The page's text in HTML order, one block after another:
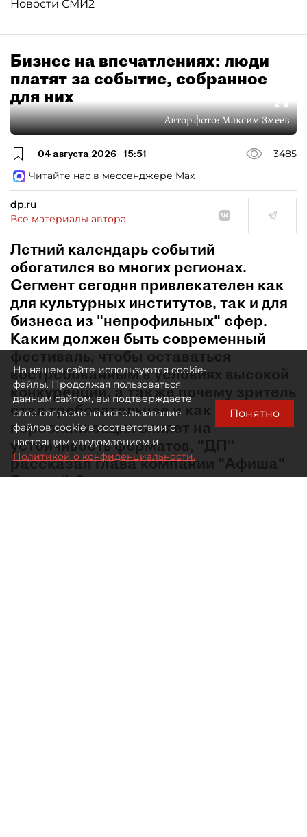
Новости СМИ2
Бизнес на впечатлениях: люди
платят за событие, собранное
для них
Автор фото:Максим Змеев
04 августа 2026 15:51
3485
Читайте нас в мессенджере Max
dp.ru
Все материалы автора
Летний календарь событий
обогатился во многих регионах.
Сегмент сегодня привлекателен как
для культурных институтов, так и для
бизнеса из "непрофильных" сфер.
Каким должен быть современный
фестиваль, чтобы оставаться
востребованным в условиях высокой
конкуренции, а также почему зритель
стал требовательнее и как
персонализация влияет на
устойчивость форматов, "ДП"
рассказал глава компании "Афиша"
Евгений Сидоров.
На нашем сайте используются cookie-
файлы. Продолжая пользоваться
данным сайтом, вы подтверждаете
свое согласие на использование
файлов cookie в соответствии с
настоящим уведомлением и
Политикой о конфиденциальности.
Понятно